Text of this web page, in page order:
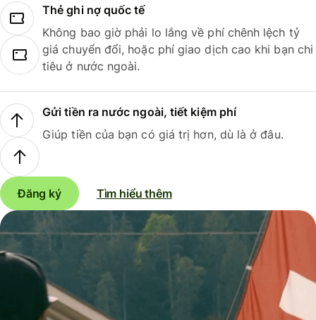
Thẻ ghi nợ quốc tế
Không bao giờ phải lo lắng về phí chênh lệch tỷ
giá chuyển đổi, hoặc phí giao dịch cao khi bạn chi
tiêu ở nước ngoài.
Gửi tiền ra nước ngoài, tiết kiệm phí
Giúp tiền của bạn có giá trị hơn, dù là ở đâu.
Đăng ký Tìm hiểu thêm